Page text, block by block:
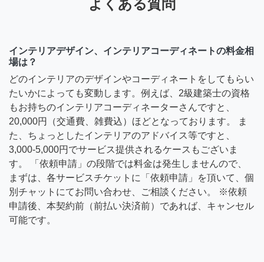
よくある質問
インテリアデザイン、インテリアコーディネートの料金相
場は？
どのインテリアのデザインやコーディネートをしてもらい
たいかによっても変動します。例えば、2級建築士の資格
もお持ちのインテリアコーディネーターさんですと、
20,000円（交通費、雑費込）ほどとなっております。 ま
た、ちょっとしたインテリアのアドバイス等ですと、
3,000-5,000円でサービス提供されるケースもございま
す。 「依頼申請」の段階では料金は発生しませんので、
まずは、各サービスチケットに「依頼申請」を頂いて、個
別チャットにてお問い合わせ、ご相談ください。 ※依頼
申請後、本契約前（前払い決済前）であれば、キャンセル
可能です。